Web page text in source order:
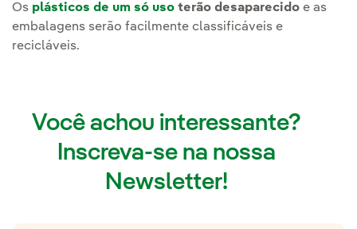
Os plásticos de um só uso terão desaparecido e as
embalagens serão facilmente classificáveis e
recicláveis.
Você achou interessante?
Inscreva-se na nossa
Newsletter!